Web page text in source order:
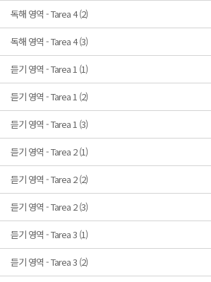
독해 영역 - Tarea 4 (2)
독해 영역 - Tarea 4 (3)
듣기 영역 - Tarea 1 (1)
듣기 영역 - Tarea 1 (2)
듣기 영역 - Tarea 1 (3)
듣기 영역 - Tarea 2 (1)
듣기 영역 - Tarea 2 (2)
듣기 영역 - Tarea 2 (3)
듣기 영역 - Tarea 3 (1)
듣기 영역 - Tarea 3 (2)